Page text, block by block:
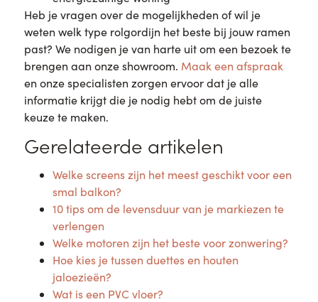
Heb je vragen over de mogelijkheden of wil je
weten welk type rolgordijn het beste bij jouw ramen
past? We nodigen je van harte uit om een bezoek te
brengen aan onze showroom. Maak een afspraak
en onze specialisten zorgen ervoor dat je alle
informatie krijgt die je nodig hebt om de juiste
keuze te maken.
Gerelateerde artikelen
Welke screens zijn het meest geschikt voor een
smal balkon?
10 tips om de levensduur van je markiezen te
verlengen
Welke motoren zijn het beste voor zonwering?
Hoe kies je tussen duettes en houten
jaloezieën?
Wat is een PVC vloer?